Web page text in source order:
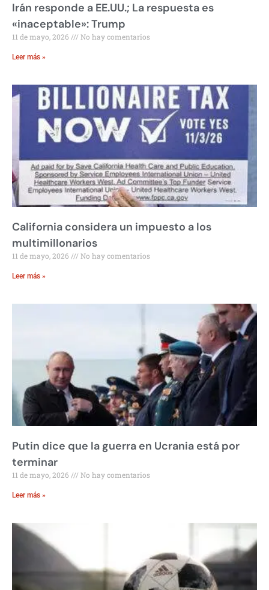
Irán responde a EE.UU.; La respuesta es
«inaceptable»: Trump
11 de mayo, 2026 No hay comentarios
Leer más »
California considera un impuesto a los
multimillonarios
11 de mayo, 2026 No hay comentarios
Leer más »
Putin dice que la guerra en Ucrania está por
terminar
11 de mayo, 2026 No hay comentarios
Leer más »